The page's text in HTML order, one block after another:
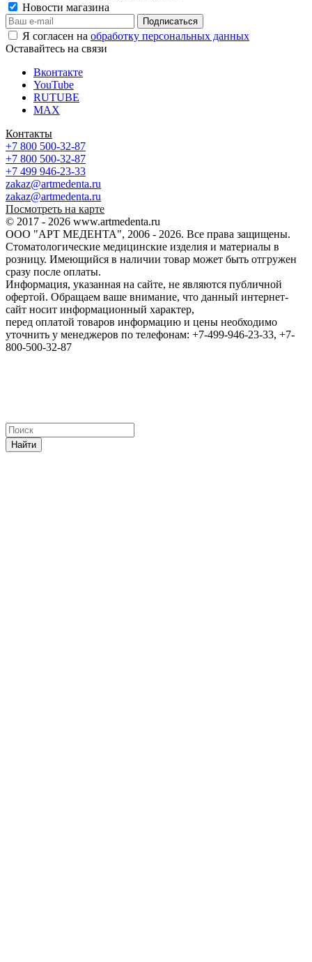
Новости магазина
Я согласен на обработку персональных данных
Оставайтесь на связи
Вконтакте
YouTube
RUTUBE
MAX
Контакты
+7 800 500-32-87
+7 800 500-32-87
+7 499 946-23-33
zakaz@artmedenta.ru
zakaz@artmedenta.ru
Посмотреть на карте
© 2017 - 2026 www.artmedenta.ru
ООО "АРТ МЕДЕНТА", 2006 - 2026. Все права защищены.
Стоматологические медицинские изделия и материалы в
розницу. Имеющийся в наличии товар может быть отгружен
сразу после оплаты.
Информация, указанная на сайте, не являются публичной
офертой. Обращаем ваше внимание, что данный интернет-
сайт носит информационный характер,
перед оплатой товаров информацию и цены необходимо
уточнить у менеджеров по телефонам: +7-499-946-23-33, +7-
800-500-32-87
Найти